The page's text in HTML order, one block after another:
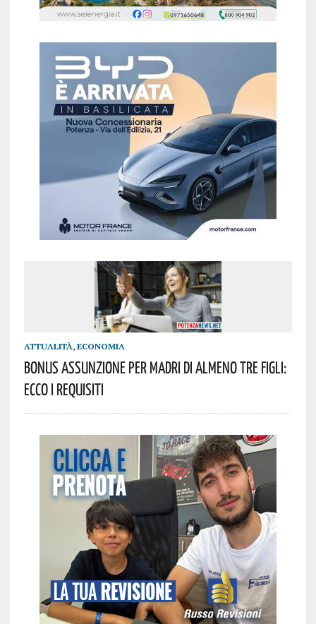
ATTUALITÀ, ECONOMIA
Bonus Assunzione Per Madri Di Almeno Tre Figli:
Ecco I Requisiti